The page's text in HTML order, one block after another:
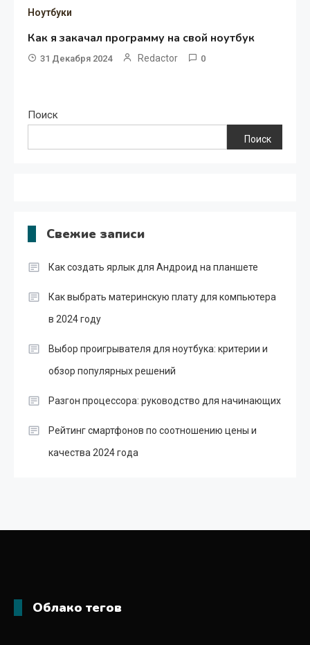
Ноутбуки
Как я закачал программу на свой ноутбук
31 Декабря 2024 Redactor 0
Поиск
Поиск
Свежие записи
Как создать ярлык для Андроид на планшете
Как выбрать материнскую плату для компьютера
в 2024 году
Выбор проигрывателя для ноутбука: критерии и
обзор популярных решений
Разгон процессора: руководство для начинающих
Рейтинг смартфонов по соотношению цены и
качества 2024 года
Облако тегов